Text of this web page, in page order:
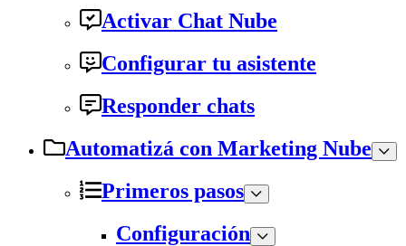
Activar Chat Nube
Configurar tu asistente
Responder chats
Automatizá con Marketing Nube
Primeros pasos
Configuración